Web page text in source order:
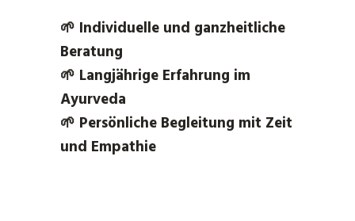
🌱 Individuelle und ganzheitliche
Beratung
🌱 Langjährige Erfahrung im
Ayurveda
🌱 Persönliche Begleitung mit Zeit
und Empathie